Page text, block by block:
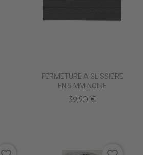
FERMETURE A GLISSIERE
EN 5 MM NOIRE
39,20 €